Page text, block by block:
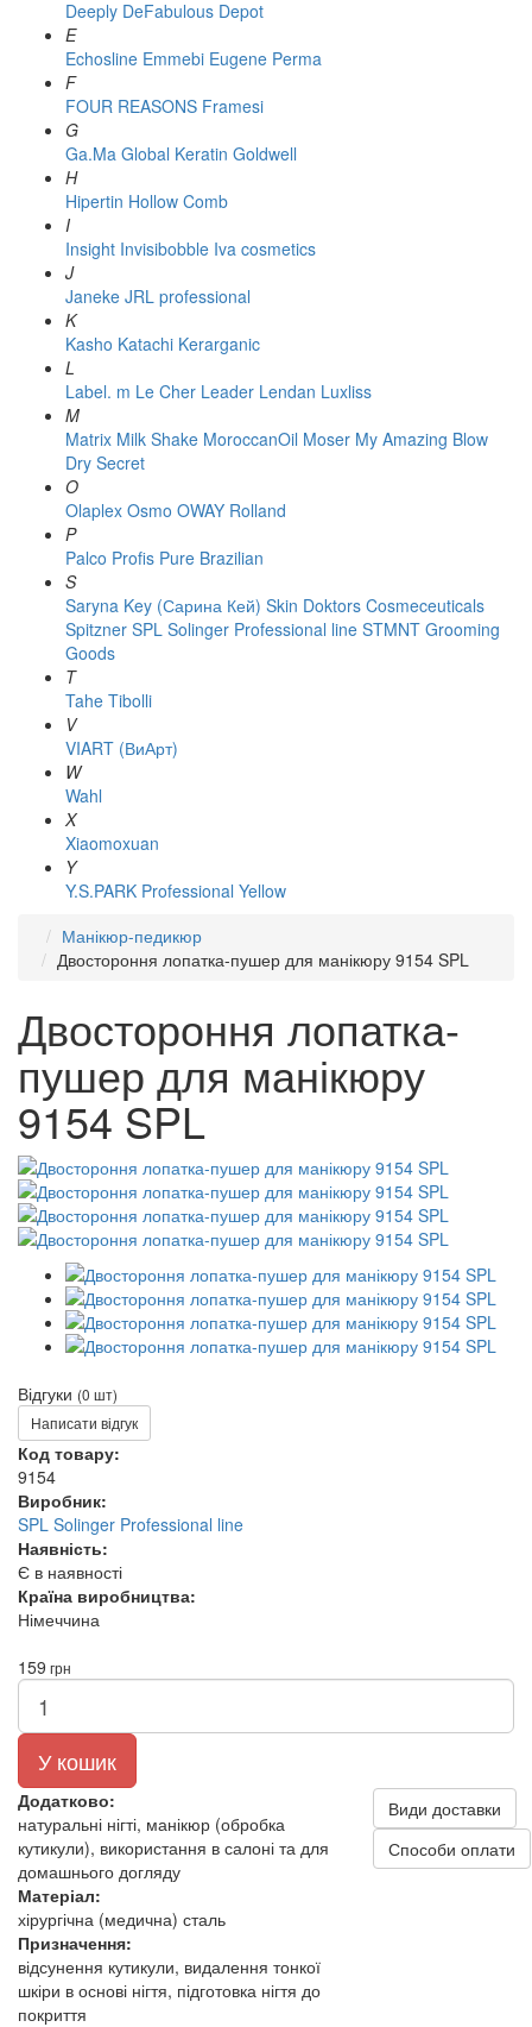
Deeply DeFabulous Depot
E
Echosline Emmebi Eugene Perma
F
FOUR REASONS Framesi
G
Ga.Ma Global Keratin Goldwell
H
Hipertin Hollow Comb
I
Insight Invisibobble Iva cosmetics
J
Janeke JRL professional
K
Kasho Katachi Kerarganic
L
Label. m Le Cher Leader Lendan Luxliss
M
Matrix Milk Shake MoroccanOil Moser My Amazing Blow
Dry Secret
O
Olaplex Osmo OWAY Rolland
P
Palco Profis Pure Brazilian
S
Saryna Key (Сарина Кей) Skin Doktors Cosmeceuticals
Spitzner SPL Solinger Professional line STMNT Grooming
Goods
T
Tahe Tibolli
V
VIART (ВиАрт)
W
Wahl
X
Xiaomoxuan
Y
Y.S.PARK Professional Yellow
Манікюр-педикюр
Двостороння лопатка-пушер для манікюру 9154 SPL
Двостороння лопатка-
пушер для манікюру
9154 SPL
Відгуки (0 шт)
Написати відгук
Код товару:
9154
Виробник:
SPL Solinger Professional line
Наявність:
Є в наявності
Країна виробництва:
Німеччина
159 грн
У кошик
Додатково:
натуральні нігті, манікюр (обробка
кутикули), використання в салоні та для
домашнього догляду
Матеріал:
хірургічна (медична) сталь
Призначення:
відсунення кутикули, видалення тонкої
шкіри в основі нігтя, підготовка нігтя до
покриття
Види доставки
Способи оплати